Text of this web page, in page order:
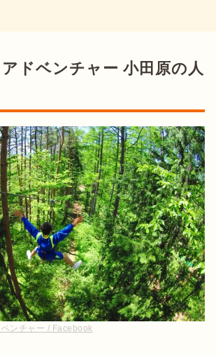
ドベンチャー 小田原の人
ンチャー / Facebook